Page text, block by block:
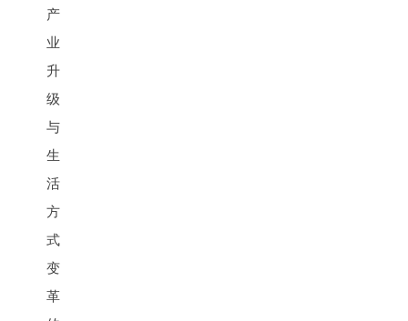
产
业
升
级
与
生
活
方
式
变
革